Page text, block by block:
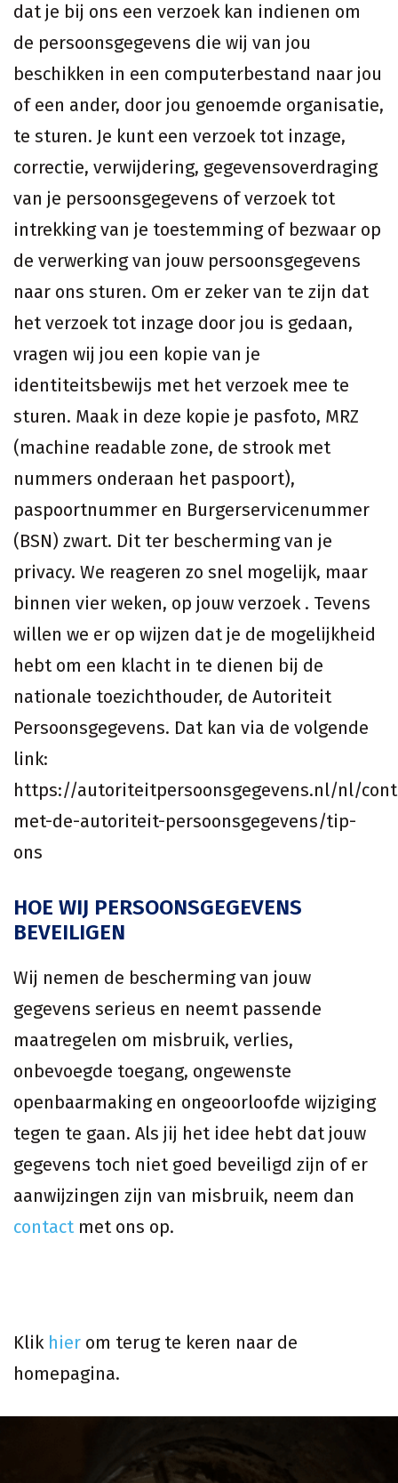
dat je bij ons een verzoek kan indienen om
de persoonsgegevens die wij van jou
beschikken in een computerbestand naar jou
of een ander, door jou genoemde organisatie,
te sturen. Je kunt een verzoek tot inzage,
correctie, verwijdering, gegevensoverdraging
van je persoonsgegevens of verzoek tot
intrekking van je toestemming of bezwaar op
de verwerking van jouw persoonsgegevens
naar ons sturen. Om er zeker van te zijn dat
het verzoek tot inzage door jou is gedaan,
vragen wij jou een kopie van je
identiteitsbewijs met het verzoek mee te
sturen. Maak in deze kopie je pasfoto, MRZ
(machine readable zone, de strook met
nummers onderaan het paspoort),
paspoortnummer en Burgerservicenummer
(BSN) zwart. Dit ter bescherming van je
privacy. We reageren zo snel mogelijk, maar
binnen vier weken, op jouw verzoek . Tevens
willen we er op wijzen dat je de mogelijkheid
hebt om een klacht in te dienen bij de
nationale toezichthouder, de Autoriteit
Persoonsgegevens. Dat kan via de volgende
link:
https://autoriteitpersoonsgegevens.nl/nl/
met-de-autoriteit-persoonsgegevens/tip-
ons
HOE WIJ PERSOONSGEGEVENS
BEVEILIGEN
Wij nemen de bescherming van jouw
gegevens serieus en neemt passende
maatregelen om misbruik, verlies,
onbevoegde toegang, ongewenste
openbaarmaking en ongeoorloofde wijziging
tegen te gaan. Als jij het idee hebt dat jouw
gegevens toch niet goed beveiligd zijn of er
aanwijzingen zijn van misbruik, neem dan
contact met ons op.
Klik hier om terug te keren naar de
homepagina.